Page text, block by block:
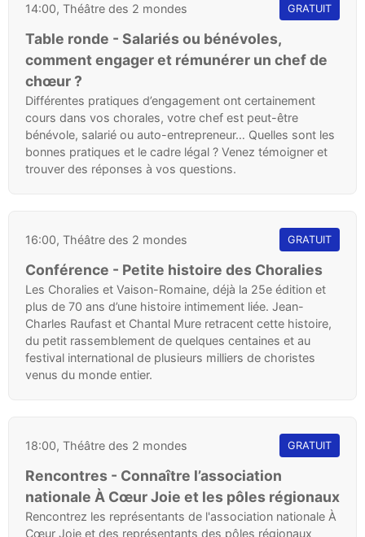
14:00, Théâtre des 2 mondes GRATUIT
Table ronde - Salariés ou bénévoles,
comment engager et rémunérer un chef de
chœur ?
Différentes pratiques d’engagement ont certainement
cours dans vos chorales, votre chef est peut-être
bénévole, salarié ou auto-entrepreneur… Quelles sont les
bonnes pratiques et le cadre légal ? Venez témoigner et
trouver des réponses à vos questions.
16:00, Théâtre des 2 mondes GRATUIT
Conférence - Petite histoire des Choralies
Les Choralies et Vaison-Romaine, déjà la 25e édition et
plus de 70 ans d’une histoire intimement liée. Jean-
Charles Raufast et Chantal Mure retracent cette histoire,
du petit rassemblement de quelques centaines et au
festival international de plusieurs milliers de choristes
venus du monde entier.
18:00, Théâtre des 2 mondes GRATUIT
Rencontres - Connaître l’association
nationale À Cœur Joie et les pôles régionaux
Rencontrez les représentants de l'association nationale À
Cœur Joie et des représentants des pôles régionaux